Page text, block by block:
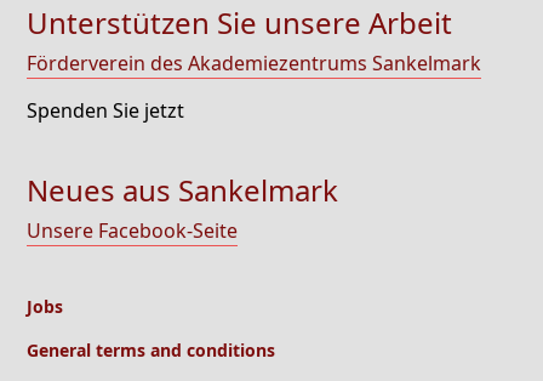
Unterstützen Sie unsere Arbeit
Förderverein des Akademiezentrums Sankelmark
Spenden Sie jetzt
Neues aus Sankelmark
Unsere Facebook-Seite
Jobs
General terms and conditions